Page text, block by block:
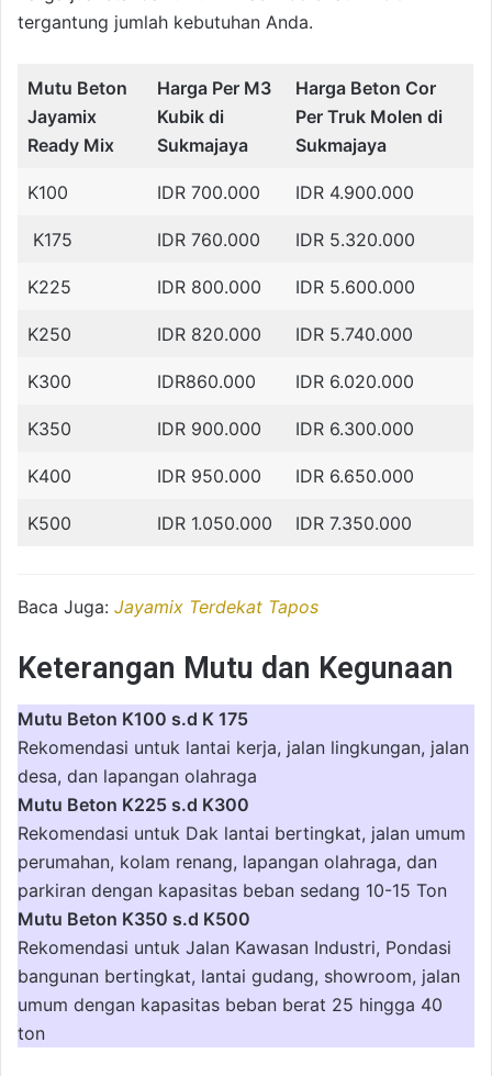
tergantung jumlah kebutuhan Anda.
Mutu Beton
Jayamix
Ready Mix
Harga Per M3
Kubik di
Sukmajaya
Harga Beton Cor
Per Truk Molen di
Sukmajaya
K100 IDR 700.000 IDR 4.900.000
K175 IDR 760.000 IDR 5.320.000
K225 IDR 800.000 IDR 5.600.000
K250 IDR 820.000 IDR 5.740.000
K300 IDR860.000 IDR 6.020.000
K350 IDR 900.000 IDR 6.300.000
K400 IDR 950.000 IDR 6.650.000
K500 IDR 1.050.000 IDR 7.350.000
Baca Juga: Jayamix Terdekat Tapos
Keterangan Mutu dan Kegunaan
Mutu Beton K100 s.d K 175
Rekomendasi untuk lantai kerja, jalan lingkungan, jalan
desa, dan lapangan olahraga
Mutu Beton K225 s.d K300
Rekomendasi untuk Dak lantai bertingkat, jalan umum
perumahan, kolam renang, lapangan olahraga, dan
parkiran dengan kapasitas beban sedang 10-15 Ton
Mutu Beton K350 s.d K500
Rekomendasi untuk Jalan Kawasan Industri, Pondasi
bangunan bertingkat, lantai gudang, showroom, jalan
umum dengan kapasitas beban berat 25 hingga 40
ton